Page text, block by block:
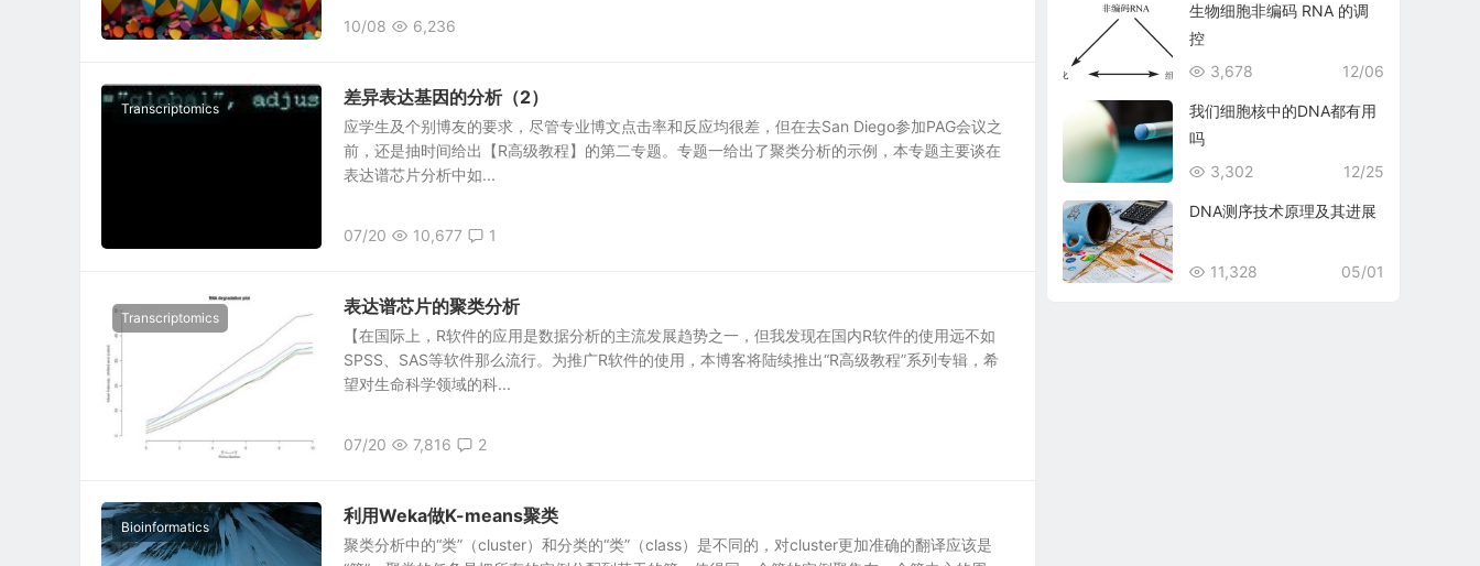
10/08 6,236
Transcriptomics
差异表达基因的分析（2）
应学生及个别博友的要求，尽管专业博文点击率和反应均很差，但在去San Diego参加PAG会议之
前，还是抽时间给出【R高级教程】的第二专题。专题一给出了聚类分析的示例，本专题主要谈在
表达谱芯片分析中如...
07/20 10,677 1
Transcriptomics
表达谱芯片的聚类分析
【在国际上，R软件的应用是数据分析的主流发展趋势之一，但我发现在国内R软件的使用远不如
SPSS、SAS等软件那么流行。为推广R软件的使用，本博客将陆续推出“R高级教程”系列专辑，希
望对生命科学领域的科...
07/20 7,816 2
Bioinformatics
利用Weka做K-means聚类
聚类分析中的“类”（cluster）和分类的“类”（class）是不同的，对cluster更加准确的翻译应该是
生物细胞非编码 RNA 的调
控
12/06
3,678
我们细胞核中的DNA都有用
吗
12/25
3,302
DNA测序技术原理及其进展
05/01
11,328